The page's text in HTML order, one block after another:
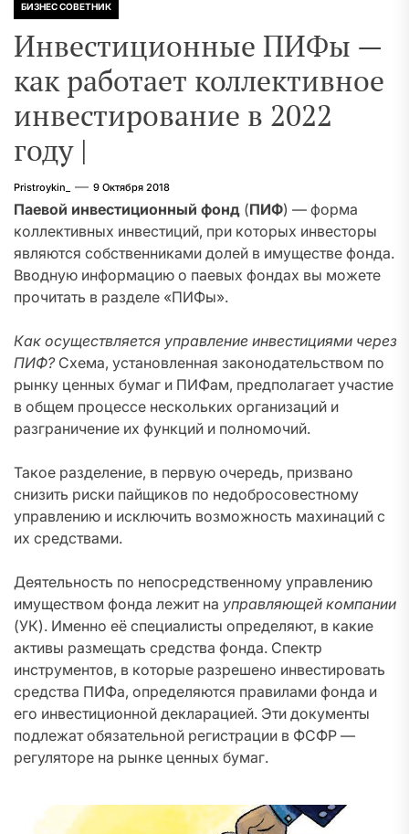
БИЗНЕС СОВЕТНИК
Инвестиционные ПИФы —
как работает коллективное
инвестирование в 2022
году |
Pristroykin_ 9 Октября 2018
Паевой инвестиционный фонд (ПИФ) — форма
коллективных инвестиций, при которых инвесторы
являются собственниками долей в имуществе фонда.
Вводную информацию о паевых фондах вы можете
прочитать в разделе «ПИФы».
Как осуществляется управление инвестициями через
ПИФ?Схема, установленная законодательством по
рынку ценных бумаг и ПИФам, предполагает участие
в общем процессе нескольких организаций и
разграничение их функций и полномочий.
Такое разделение, в первую очередь, призвано
снизить риски пайщиков по недобросовестному
управлению и исключить возможность махинаций с
их средствами.
Деятельность по непосредственному управлению
имуществом фонда лежит на управляющей компании
(УК). Именно её специалисты определяют, в какие
активы размещать средства фонда. Спектр
инструментов, в которые разрешено инвестировать
средства ПИФа, определяются правилами фонда и
его инвестиционной декларацией. Эти документы
подлежат обязательной регистрации в ФСФР —
регуляторе на рынке ценных бумаг.